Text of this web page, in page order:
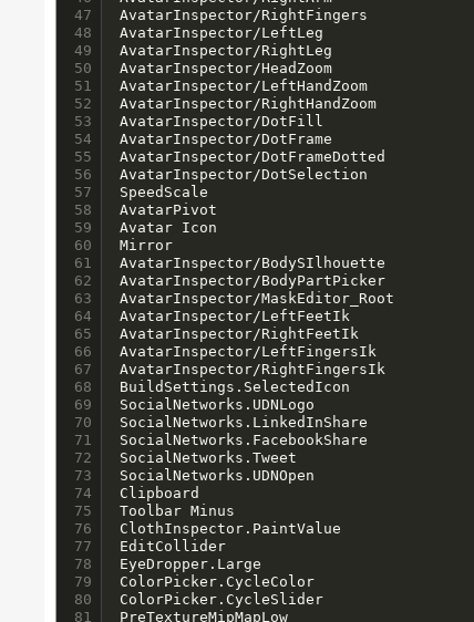
47
48
49
50
51
52
53
54
55
56
57
58
59
60
61
62
63
64
65
66
67
68
69
70
71
72
73
74
75
76
77
78
79
80
81
AvatarInspector/RightFingers
AvatarInspector/LeftLeg
AvatarInspector/RightLeg
AvatarInspector/HeadZoom
AvatarInspector/LeftHandZoom
AvatarInspector/RightHandZoom
AvatarInspector/DotFill
AvatarInspector/DotFrame
AvatarInspector/DotFrameDotted
AvatarInspector/DotSelection
SpeedScale
AvatarPivot
Avatar Icon
Mirror
AvatarInspector/BodySIlhouette
AvatarInspector/BodyPartPicker
AvatarInspector/MaskEditor_Root
AvatarInspector/LeftFeetIk
AvatarInspector/RightFeetIk
AvatarInspector/LeftFingersIk
AvatarInspector/RightFingersIk
BuildSettings.SelectedIcon
SocialNetworks.UDNLogo
SocialNetworks.LinkedInShare
SocialNetworks.FacebookShare
SocialNetworks.Tweet
SocialNetworks.UDNOpen
Clipboard
Toolbar Minus
ClothInspector.PaintValue
EditCollider
EyeDropper.Large
ColorPicker.CycleColor
ColorPicker.CycleSlider
PreTextureMipMapLow